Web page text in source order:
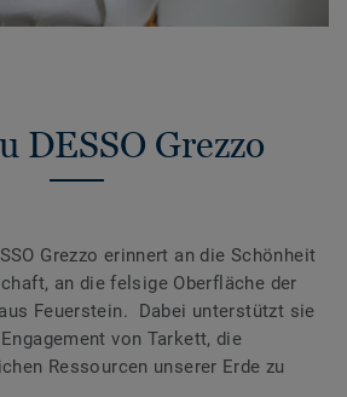
DESSO Grezzo
Grezzo erinnert an die Schönheit
an die felsige Oberfläche der
Feuerstein. Dabei unterstützt sie
von Tarkett, die
Ressourcen unserer Erde zu